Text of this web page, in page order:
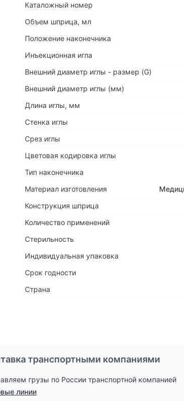
Каталожный номер
Объем шприца, мл
Положение наконечника
Инъекционная игла
Внешний диаметр иглы - размер (G)
Внешний диаметр иглы (мм)
Длина иглы, мм
Стенка иглы
Срез иглы
Цветовая кодировка иглы
Тип наконечника
Материал изготовления
Конструкция шприца
Количество применений
Стерильность
Индивидуальная упаковка
Срок годности
Страна
транспортными компаниями
грузы по России транспортной компанией
линии